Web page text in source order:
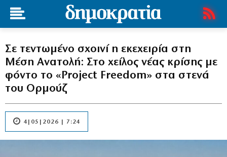
Σε τεντωμένο σχοινί η εκεχειρία στη
Μέση Ανατολή: Στο χείλος νέας κρίσης με
φόντο το «Project Freedom» στα στενά
του Ορμούζ
4|05|2026 | 7:24